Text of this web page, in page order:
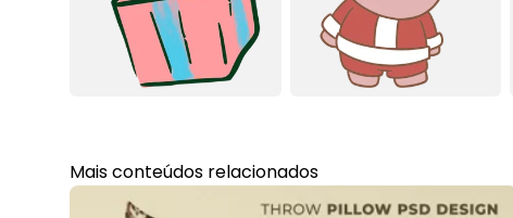
Mais conteúdos relacionados